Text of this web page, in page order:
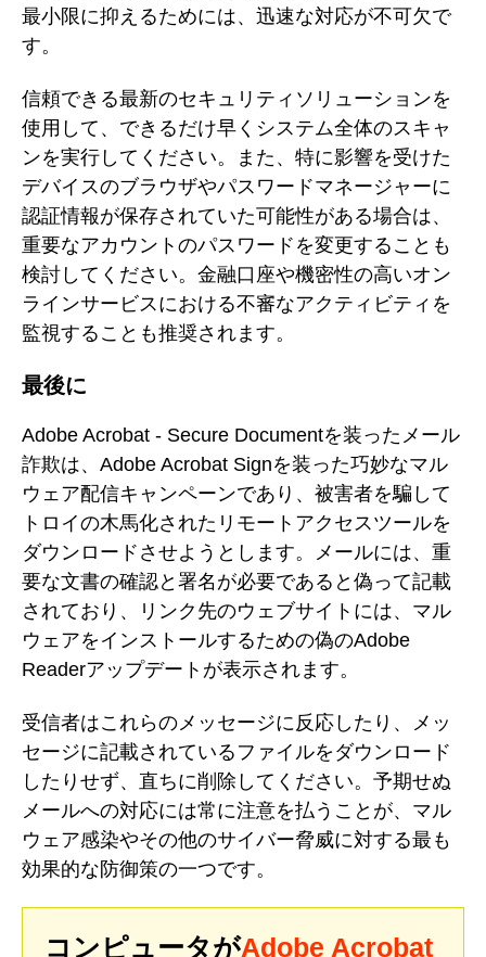
最小限に抑えるためには、迅速な対応が不可欠で
す。
信頼できる最新のセキュリティソリューションを
使用して、できるだけ早くシステム全体のスキャ
ンを実行してください。また、特に影響を受けた
デバイスのブラウザやパスワードマネージャーに
認証情報が保存されていた可能性がある場合は、
重要なアカウントのパスワードを変更することも
検討してください。金融口座や機密性の高いオン
ラインサービスにおける不審なアクティビティを
監視することも推奨されます。
最後に
Adobe Acrobat - Secure Documentを装ったメール
詐欺は、Adobe Acrobat Signを装った巧妙なマル
ウェア配信キャンペーンであり、被害者を騙して
トロイの木馬化されたリモートアクセスツールを
ダウンロードさせようとします。メールには、重
要な文書の確認と署名が必要であると偽って記載
されており、リンク先のウェブサイトには、マル
ウェアをインストールするための偽のAdobe
Readerアップデートが表示されます。
受信者はこれらのメッセージに反応したり、メッ
セージに記載されているファイルをダウンロード
したりせず、直ちに削除してください。予期せぬ
メールへの対応には常に注意を払うことが、マル
ウェア感染やその他のサイバー脅威に対する最も
効果的な防御策の一つです。
コンピュータがAdobe Acrobat